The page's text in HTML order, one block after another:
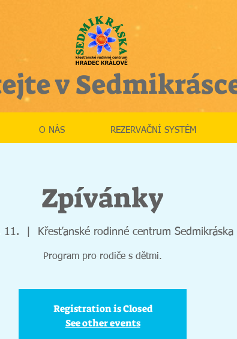
v
O NÁS REZERVAČNÍ SYSTÉM
Zpívánky
11. Křesťanské rodinné centrum Sedmikráska
Program pro rodiče s dětmi.
Registration is Closed
See other events